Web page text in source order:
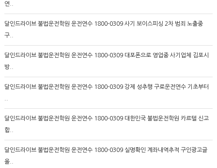
연..
달인드라이브 불법운전학원 운전연수 1800-0309 사기 보이스피싱 2차 범죄 노출중
구..
달인드라이브 불법운전학원 운전연수 1800-0309 대포폰으로 영업중 사기업체 김포시
방..
달인드라이브 불법운전학원 운전연수 1800-0309 강제 성추행 구로운전연수 기초부터
달인드라이브 불법운전학원 운전연수 1800-0309 대한민국 불법운전학원 카르텔 신고
합..
달인드라이브 불법운전학원 운전연수 1800-0309 실명확인 계좌내역추적 구인광고글
올..